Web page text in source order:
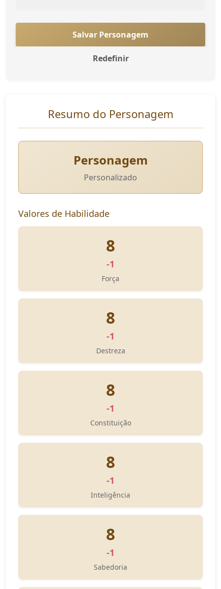
Salvar Personagem
Redefinir
Resumo do Personagem
Personagem
Personalizado
Valores de Habilidade
8
-1
Força
8
-1
Destreza
8
-1
Constituição
8
-1
Inteligência
8
-1
Sabedoria